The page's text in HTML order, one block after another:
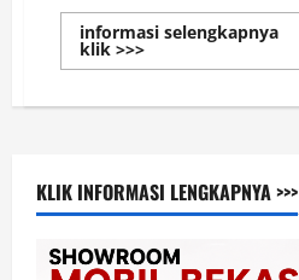
informasi selengkapnya
klik >>>Read
more
All
Auto2000
Toyota
Jakarta
KLIK INFORMASI LENGKAPNYA >>>